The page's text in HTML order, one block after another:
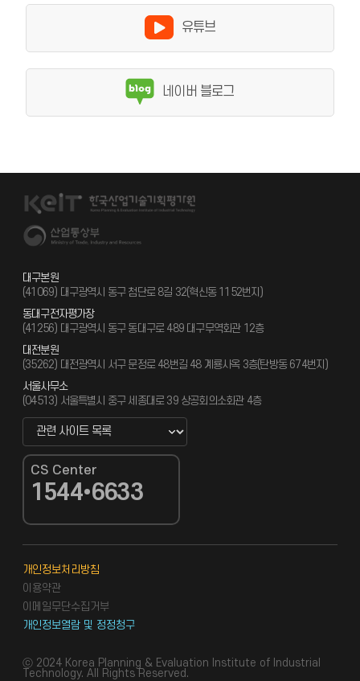
유튜브
네이버 블로그
대구본원
(41069) 대구광역시 동구 첨단로 8길 32(혁신동 1152번지)
동대구전자평가장
(41256) 대구광역시 동구 동대구로 489 대구무역회관 12층
대전분원
(35262) 대전광역시 서구 문정로 48번길 48 계룡사옥 3층(탄방동 674번지)
서울사무소
(04513) 서울특별시 중구 세종대로 39 상공회의소회관 4층
관련 사이트 바로가기 새창열림
CS Center
1544•6633
ⓒ 2024 Korea Planning & Evaluation Institute of Industrial
Technology. All Rights Reserved.
개인정보처리방침
이용약관
이메일무단수집거부
개인정보열람 및 정정청구